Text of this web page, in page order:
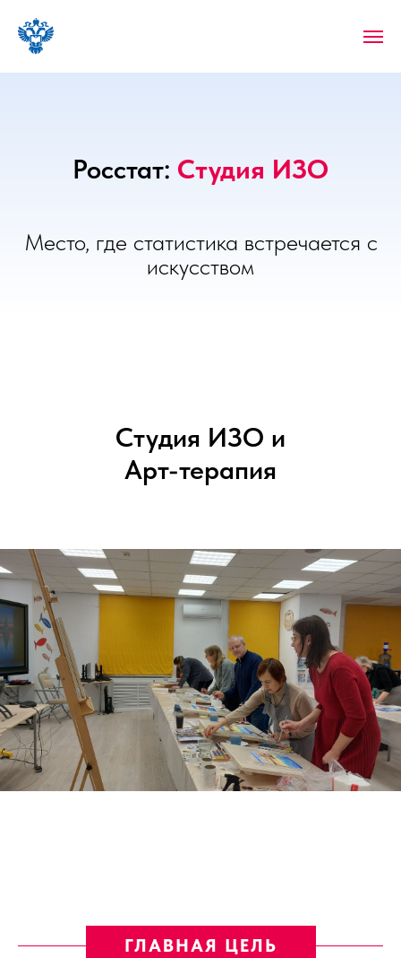
Росстат: Студия ИЗО
Место, где статистика встречается с
искусством
Студия ИЗО и
Арт-терапия
ГЛАВНАЯ ЦЕЛЬ